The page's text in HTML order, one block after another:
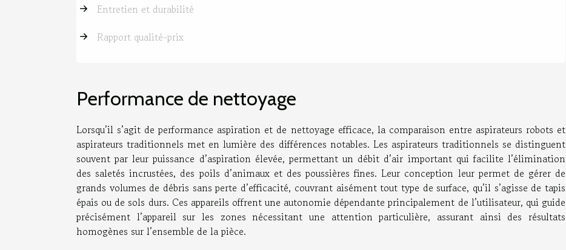
Entretien et durabilité
Rapport qualité-prix
Performance de nettoyage
Lorsqu’il s’agit de performance aspiration et de nettoyage efficace, la comparaison entre aspirateurs robots et
aspirateurs traditionnels met en lumière des différences notables. Les aspirateurs traditionnels se distinguent
souvent par leur puissance d’aspiration élevée, permettant un débit d’air important qui facilite l’élimination
des saletés incrustées, des poils d’animaux et des poussières fines. Leur conception leur permet de gérer de
grands volumes de débris sans perte d’efficacité, couvrant aisément tout type de surface, qu’il s’agisse de tapis
épais ou de sols durs. Ces appareils offrent une autonomie dépendante principalement de l’utilisateur, qui guide
précisément l’appareil sur les zones nécessitant une attention particulière, assurant ainsi des résultats
homogènes sur l’ensemble de la pièce.